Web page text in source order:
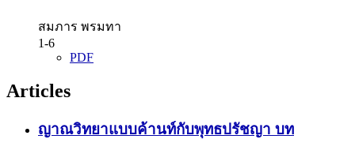
สมภาร พรมทา
1-6
PDF
Articles
ญาณวิทยาแบบค้านท์กับพุทธปรัชญา บท